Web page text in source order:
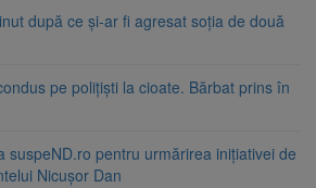
după ce și-ar fi agresat soția de două
pe polițiști la cioate. Bărbat prins în
suspeND.ro pentru urmărirea inițiativei de
Nicușor Dan